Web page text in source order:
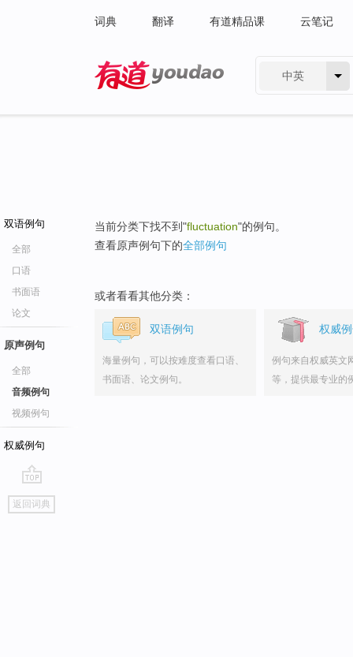
词典 翻译 有道精品课 云笔记
中英
双语例句
全部
口语
书面语
论文
原声例句
全部
音频例句
视频例句
权威例句
go
top
返回词典
当前分类下找不到"fluctuation"的例句。
查看原声例句下的全部例句
或者看看其他分类：
双语例句
海量例句，可以按难度查看口语、
书面语、论文例句。
权威
例句来自权威英文
等，提供最专业的